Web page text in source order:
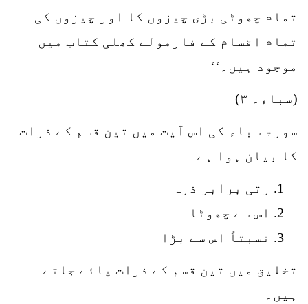
تمام چھوٹی بڑی چیزوں کا اور چیزوں کی
تمام اقسام کے فارمولے کھلی کتاب میں
موجود ہیں۔‘‘
(سباء۔ ۳)
سورۃ سباء کی اس آیت میں تین قسم کے ذرات
کا بیان ہوا ہے
رتی برابر ذرہ
اس سے چھوٹا
نسبتاً اس سے بڑا
تخلیق میں تین قسم کے ذرات پائے جاتے
ہیں۔